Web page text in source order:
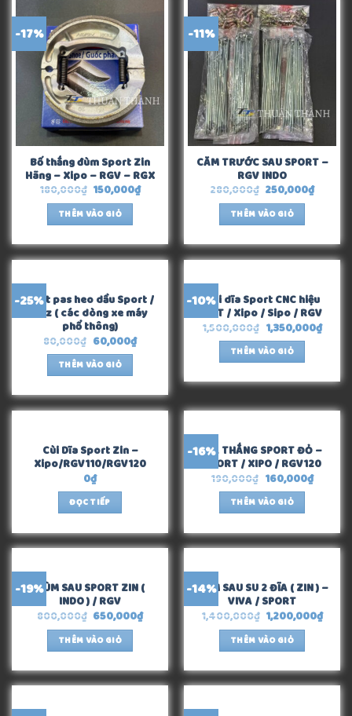
-17%
Bố thắng đùm Sport Zin
Hãng – Xipo – RGV – RGX
180,000₫ 150,000₫
THÊM VÀO GIỎ
-11%
CĂM TRƯỚC SAU SPORT –
RGV INDO
280,000₫ 250,000₫
THÊM VÀO GIỎ
-25%
Chốt pas heo dầu Sport /
Yaz ( các dòng xe máy
phổ thông)
80,000₫ 60,000₫
THÊM VÀO GIỎ
-10%Cùi dĩa Sport CNC hiệu
TBT / Xipo / Sipo / RGV
1,500,000₫ 1,350,000₫
THÊM VÀO GIỎ
HẾT HÀNG
Cùi Dĩa Sport Zin –
Xipo/RGV110/RGV120
0₫
ĐỌC TIẾP
-16%DĨA THẮNG SPORT ĐỎ –
SPORT / XIPO / RGV120
190,000₫ 160,000₫
THÊM VÀO GIỎ
-19%ĐÙM SAU SPORT ZIN (
INDO ) / RGV
800,000₫ 650,000₫
THÊM VÀO GIỎ
-14%
ĐÙM SAU SU 2 ĐĨA ( ZIN ) –
VIVA / SPORT
1,400,000₫ 1,200,000₫
THÊM VÀO GIỎ